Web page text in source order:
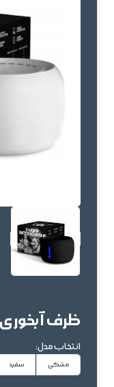
ظرف
انتخاب مدل:
مشکی سفید